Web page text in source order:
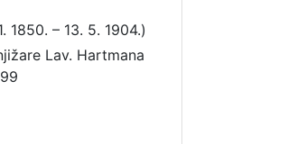
1850. – 13. 5. 1904.)
Lav. Hartmana